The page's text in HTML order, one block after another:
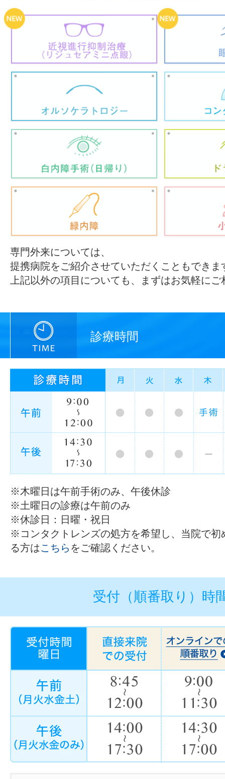
専門外来については、
提携病院をご紹介させていただくこともできま
上記以外の項目についても、まずはお気軽に
診療時間
※木曜日は午前手術のみ、午後休診
※土曜日の診療は午前のみ
※休診日：日曜・祝日
※コンタクトレンズの処方を希望し、当院で初
る方はこちら をご確認ください。
受付（順番取り）時